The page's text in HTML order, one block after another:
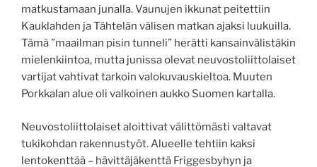
matkustamaan junalla. Vaunujen ikkunat peitettiin
Kauklahden ja Tähtelän välisen matkan ajaksi luukuilla.
Tämä ”maailman pisin tunneli” herätti kansainvälistäkin
mielenkiintoa, mutta junissa olevat neuvostoliittolaiset
vartijat vahtivat tarkoin valokuvauskieltoa. Muuten
Porkkalan alue oli valkoinen aukko Suomen kartalla.
Neuvostoliittolaiset aloittivat välittömästi valtavat
tukikohdan rakennustyöt. Alueelle tehtiin kaksi
lentokenttää – hävittäjäkenttä Friggesbyhyn ja